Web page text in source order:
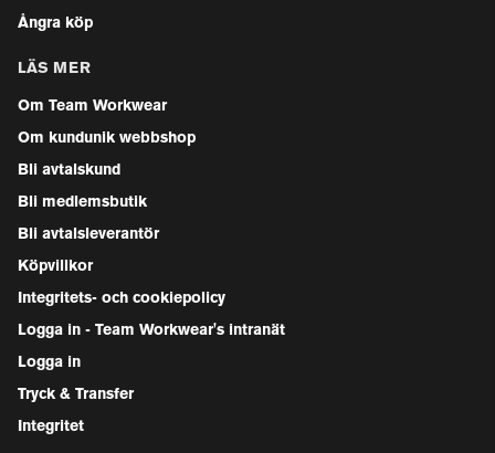
Ångra köp
LÄS MER
Om Team Workwear
Om kundunik webbshop
Bli avtalskund
Bli medlemsbutik
Bli avtalsleverantör
Köpvillkor
Integritets- och cookiepolicy
Logga in - Team Workwear's intranät
Logga in
Tryck & Transfer
Integritet